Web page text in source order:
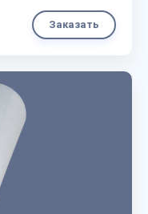
Заказать